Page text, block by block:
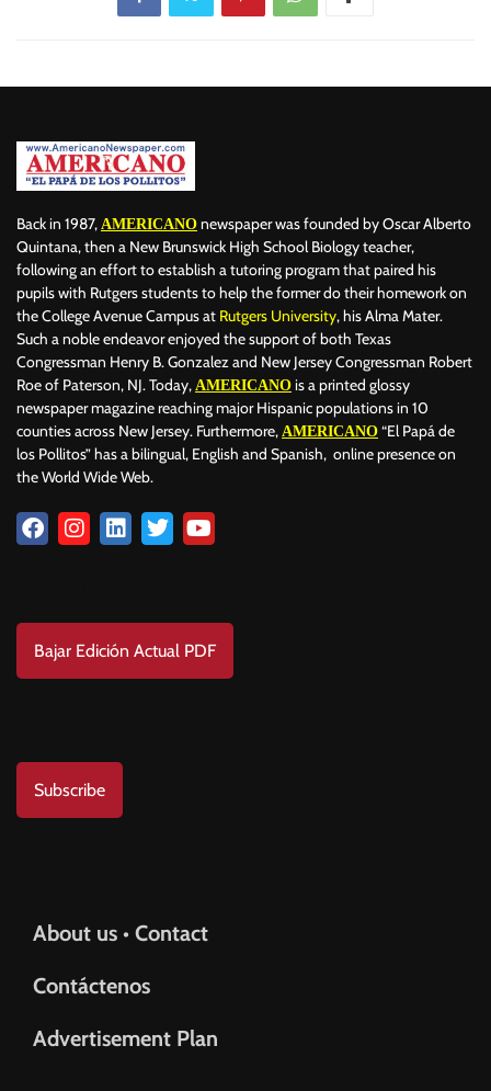
Back in 1987, AMERICANO newspaper was founded by Oscar Alberto
Quintana, then a New Brunswick High School Biology teacher,
following an effort to establish a tutoring program that paired his
pupils with Rutgers students to help the former do their homework on
the College Avenue Campus at Rutgers University, his Alma Mater.
Such a noble endeavor enjoyed the support of both Texas
Congressman Henry B. Gonzalez and New Jersey Congressman Robert
Roe of Paterson, NJ. Today, AMERICANO is a printed glossy
newspaper magazine reaching major Hispanic populations in 10
counties across New Jersey. Furthermore, AMERICANO “El Papá de
los Pollitos” has a bilingual, English and Spanish, online presence on
the World Wide Web.
Bajar Edición Actual PDF
Subscribe
About us • Contact
Contáctenos
Advertisement Plan